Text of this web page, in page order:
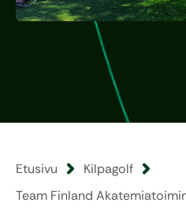
Etusivu
Kilpagolf
Team Finland